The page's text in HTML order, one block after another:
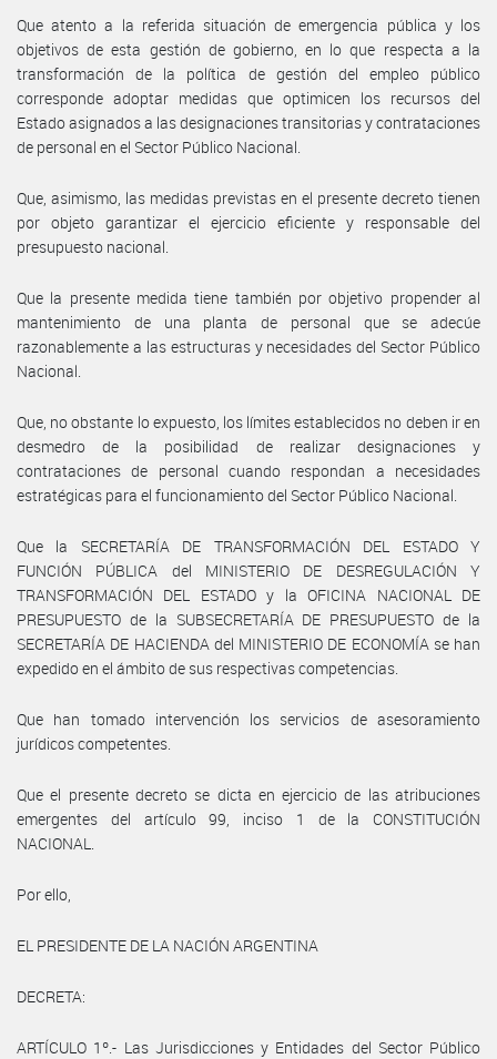
Que atento a la referida situación de emergencia pública y los
objetivos de esta gestión de gobierno, en lo que respecta a la
transformación de la política de gestión del empleo público
corresponde adoptar medidas que optimicen los recursos del
Estado asignados a las designaciones transitorias y contrataciones
de personal en el Sector Público Nacional.
Que, asimismo, las medidas previstas en el presente decreto tienen
por objeto garantizar el ejercicio eficiente y responsable del
presupuesto nacional.
Que la presente medida tiene también por objetivo propender al
mantenimiento de una planta de personal que se adecúe
razonablemente a las estructuras y necesidades del Sector Público
Nacional.
Que, no obstante lo expuesto, los límites establecidos no deben ir en
desmedro de la posibilidad de realizar designaciones y
contrataciones de personal cuando respondan a necesidades
estratégicas para el funcionamiento del Sector Público Nacional.
Que la SECRETARÍA DE TRANSFORMACIÓN DEL ESTADO Y
FUNCIÓN PÚBLICA del MINISTERIO DE DESREGULACIÓN Y
TRANSFORMACIÓN DEL ESTADO y la OFICINA NACIONAL DE
PRESUPUESTO de la SUBSECRETARÍA DE PRESUPUESTO de la
SECRETARÍA DE HACIENDA del MINISTERIO DE ECONOMÍA se han
expedido en el ámbito de sus respectivas competencias.
Que han tomado intervención los servicios de asesoramiento
jurídicos competentes.
Que el presente decreto se dicta en ejercicio de las atribuciones
emergentes del artículo 99, inciso 1 de la CONSTITUCIÓN
NACIONAL.
Por ello,
EL PRESIDENTE DE LA NACIÓN ARGENTINA
DECRETA:
ARTÍCULO 1º.- Las Jurisdicciones y Entidades del Sector Público